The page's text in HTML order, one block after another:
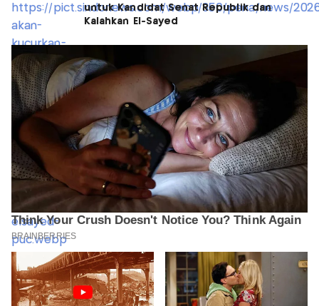
untuk Kandidat Senat Republik dan
Kalahkan El-Sayed